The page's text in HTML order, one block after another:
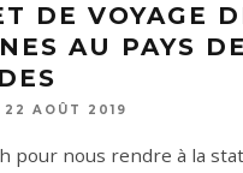
DE VOYAGE
AU PAYS
22 AOÛT 2019
pour nous rendre à la